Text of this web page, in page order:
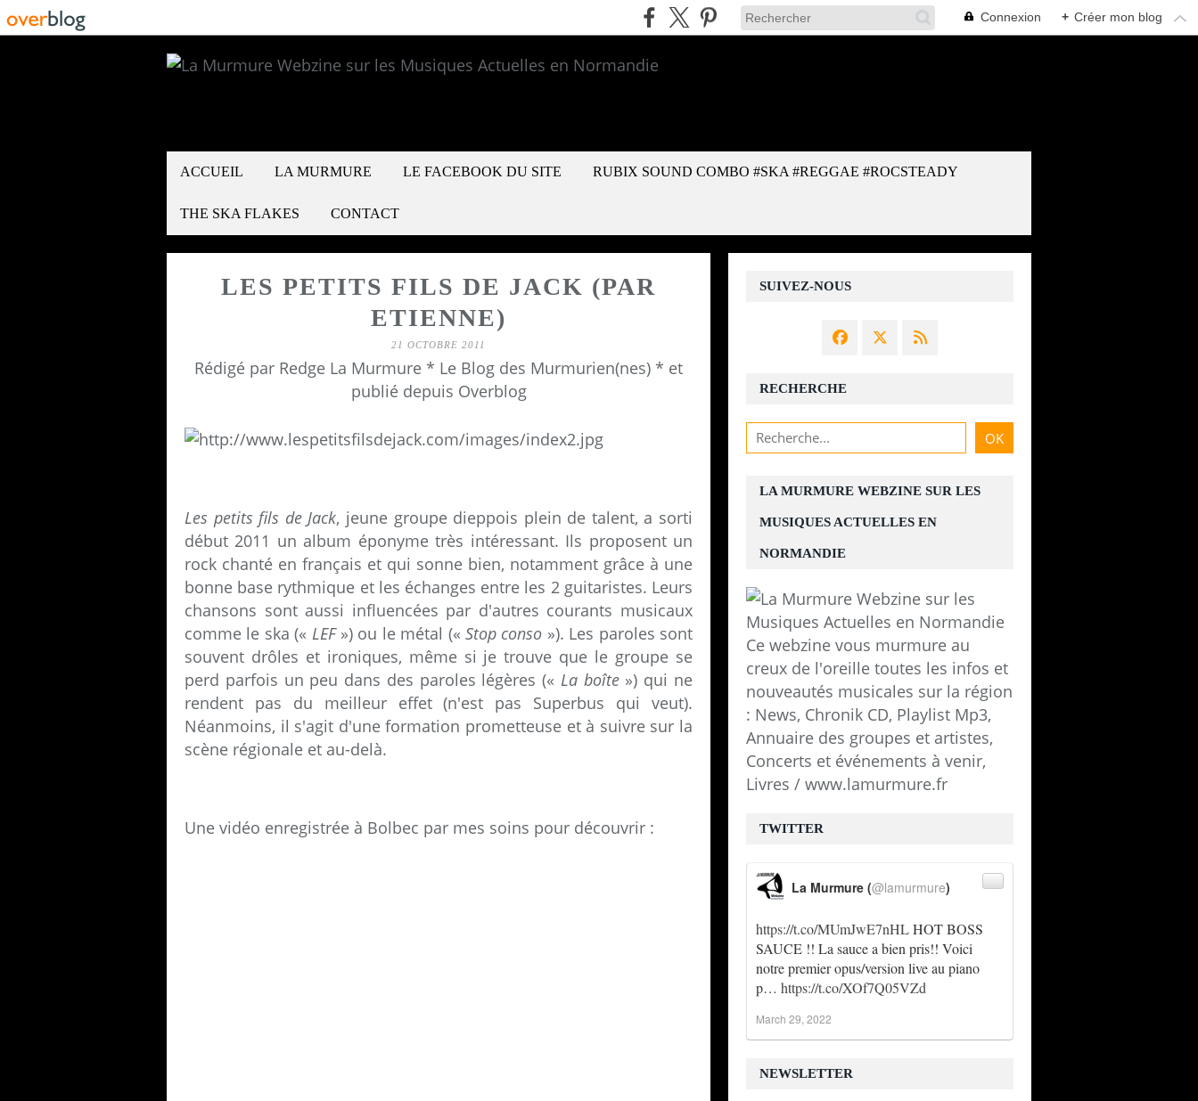
Connexion + Créer mon blog
ACCUEIL LA MURMURE LE FACEBOOK DU SITE RUBIX SOUND COMBO #SKA #REGGAE #ROCSTEADY
THE SKA FLAKES CONTACT
LES PETITS FILS DE JACK (PAR
ETIENNE)
21 OCTOBRE 2011
Rédigé par Redge La Murmure * Le Blog des Murmurien(nes) * et
publié depuis Overblog
Les petits fils de Jack, jeune groupe dieppois plein de talent, a sorti
début 2011 un album éponyme très intéressant. Ils proposent un
rock chanté en français et qui sonne bien, notamment grâce à une
bonne base rythmique et les échanges entre les 2 guitaristes. Leurs
chansons sont aussi influencées par d'autres courants musicaux
comme le ska (« LEF») ou le métal («Stop conso »). Les paroles sont
souvent drôles et ironiques, même si je trouve que le groupe se
perd parfois un peu dans des paroles légères (« La boîte») qui ne
rendent pas du meilleur effet (n'est pas Superbus qui veut).
Néanmoins, il s'agit d'une formation prometteuse et à suivre sur la
scène régionale et au-delà.
Une vidéo enregistrée à Bolbec par mes soins pour découvrir :
NEWSLETTER
SUIVEZ-NOUS
RECHERCHE
LA MURMURE WEBZINE SUR LES
MUSIQUES ACTUELLES EN
NORMANDIE
Ce webzine vous murmure au
creux de l'oreille toutes les infos et
nouveautés musicales sur la région
: News, Chronik CD, Playlist Mp3,
Annuaire des groupes et artistes,
Concerts et événements à venir,
Livres / www.lamurmure.fr
TWITTER
https://t.co/MUmJwE7nHLHOT BOSS
SAUCE !! La sauce a bien pris!! Voici
notre premier opus/version live au piano
p… https://t.co/XOf7Q05VZd
La Murmure (@lamurmure)
March 29, 2022